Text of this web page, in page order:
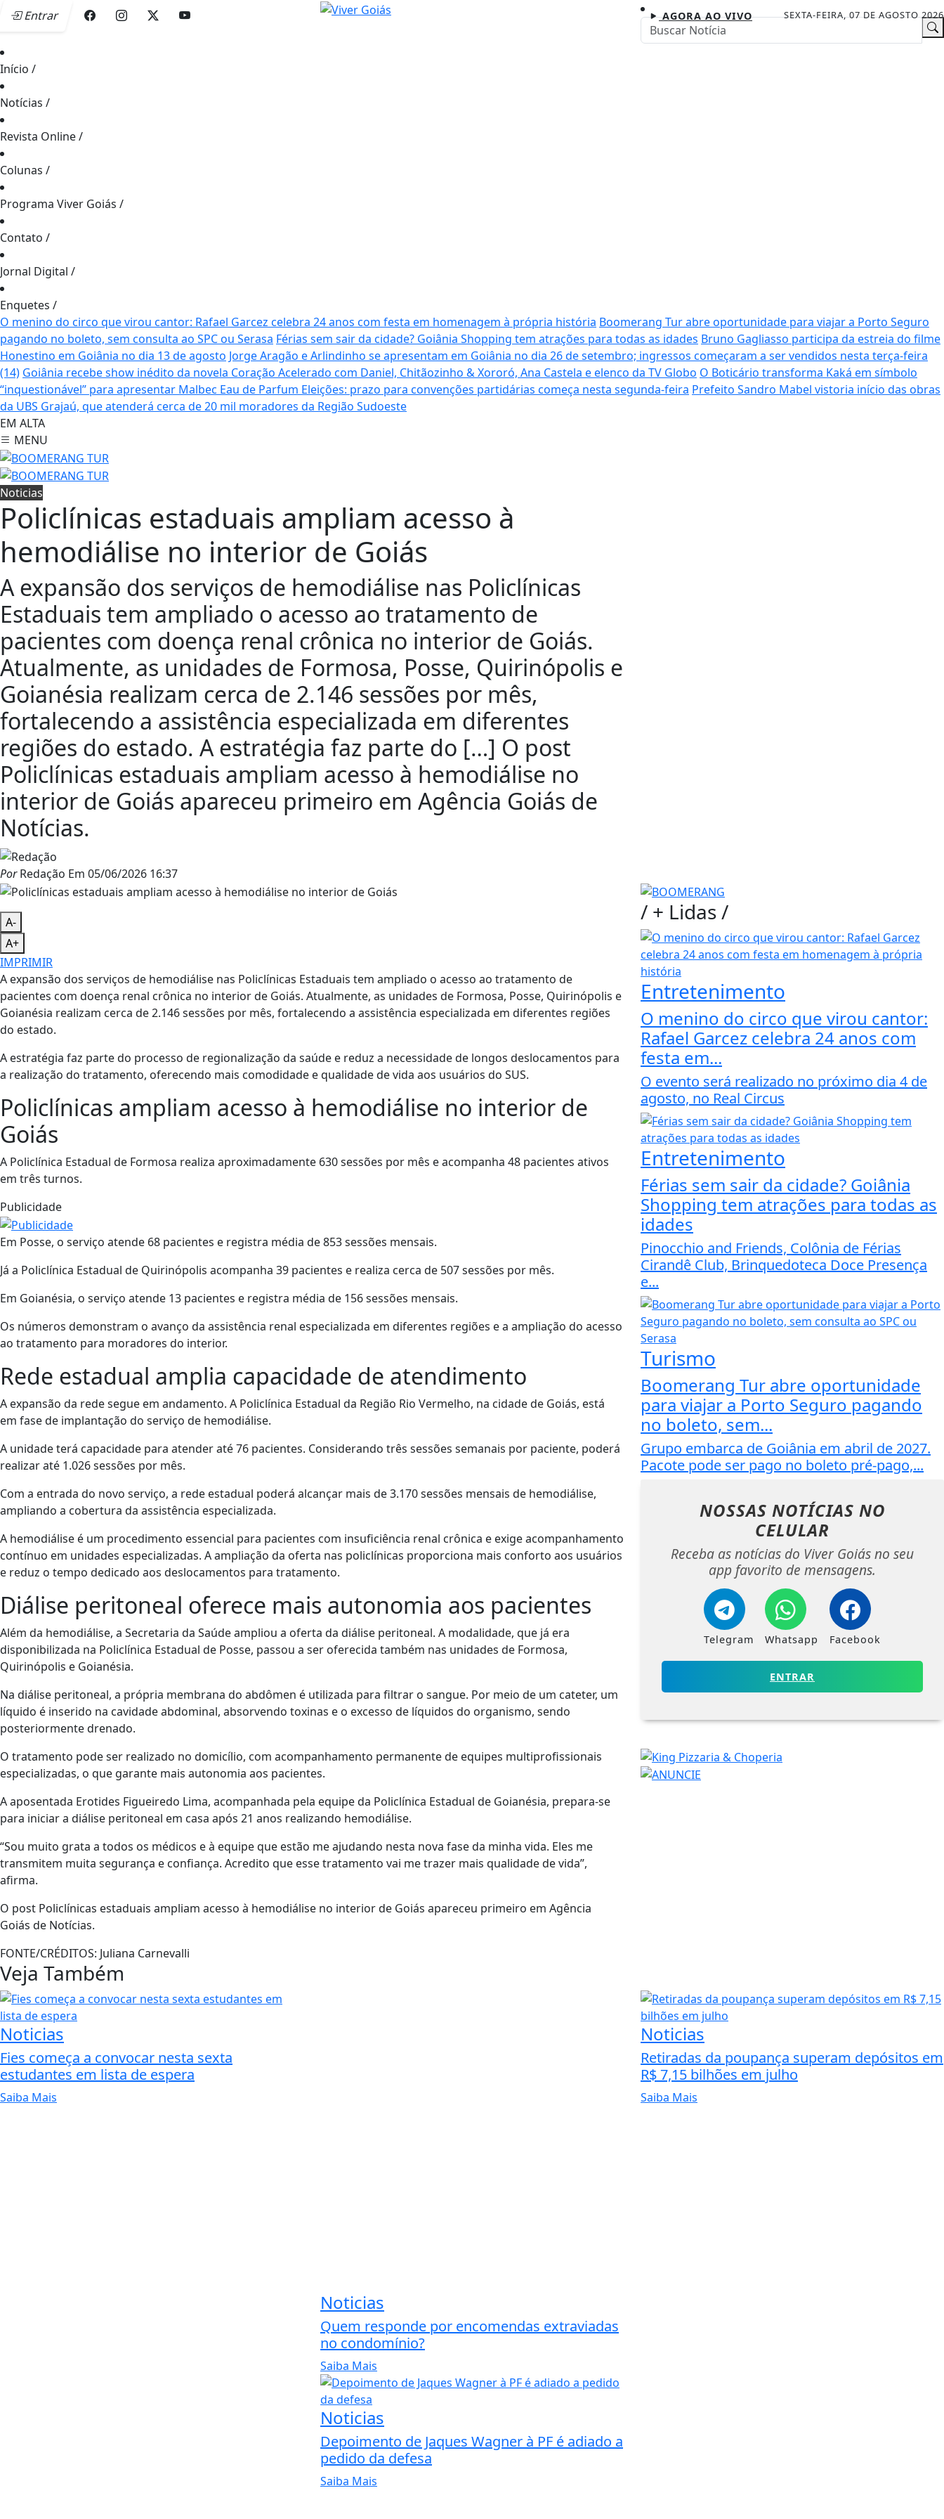
Entrar SEXTA-FEIRA, 07 DE AGOSTO 2026
AGORA AO VIVO
Início /
Notícias /
Revista Online/
Colunas /
Programa Viver Goiás /
Contato /
Jornal Digital /
Enquetes /
O menino do circo que virou cantor: Rafael Garcez celebra 24 anos com festa em homenagem à própria história Boomerang Tur abre oportunidade para viajar a Porto Seguro
pagando no boleto, sem consulta ao SPC ou Serasa Férias sem sair da cidade? Goiânia Shopping tem atrações para todas as idades Bruno Gagliasso participa da estreia do filme
Honestino em Goiânia no dia 13 de agosto Jorge Aragão e Arlindinho se apresentam em Goiânia no dia 26 de setembro; ingressos começaram a ser vendidos nesta terça-feira
(14) Goiânia recebe show inédito da novela Coração Acelerado com Daniel, Chitãozinho & Xororó, Ana Castela e elenco da TV Globo O Boticário transforma Kaká em símbolo
“inquestionável” para apresentar Malbec Eau de Parfum Eleições: prazo para convenções partidárias começa nesta segunda-feira Prefeito Sandro Mabel vistoria início das obras
da UBS Grajaú, que atenderá cerca de 20 mil moradores da Região Sudoeste
EM ALTA
MENU
Noticias
Policlínicas estaduais ampliam acesso à
hemodiálise no interior de Goiás
A expansão dos serviços de hemodiálise nas Policlínicas
Estaduais tem ampliado o acesso ao tratamento de
pacientes com doença renal crônica no interior de Goiás.
Atualmente, as unidades de Formosa, Posse, Quirinópolis e
Goianésia realizam cerca de 2.146 sessões por mês,
fortalecendo a assistência especializada em diferentes
regiões do estado. A estratégia faz parte do […] O post
Policlínicas estaduais ampliam acesso à hemodiálise no
interior de Goiás apareceu primeiro em Agência Goiás de
Notícias.
PorRedação Em 05/06/2026 16:37
A-
A+
IMPRIMIR
A expansão dos serviços de hemodiálise nas Policlínicas Estaduais tem ampliado o acesso ao tratamento de
pacientes com doença renal crônica no interior de Goiás. Atualmente, as unidades de Formosa, Posse, Quirinópolis e
Goianésia realizam cerca de 2.146 sessões por mês, fortalecendo a assistência especializada em diferentes regiões
do estado.
A estratégia faz parte do processo de regionalização da saúde e reduz a necessidade de longos deslocamentos para
a realização do tratamento, oferecendo mais comodidade e qualidade de vida aos usuários do SUS.
Policlínicas ampliam acesso à hemodiálise no interior de
Goiás
A Policlínica Estadual de Formosa realiza aproximadamente 630 sessões por mês e acompanha 48 pacientes ativos
em três turnos.
Publicidade
Em Posse, o serviço atende 68 pacientes e registra média de 853 sessões mensais.
Já a Policlínica Estadual de Quirinópolis acompanha 39 pacientes e realiza cerca de 507 sessões por mês.
Em Goianésia, o serviço atende 13 pacientes e registra média de 156 sessões mensais.
Os números demonstram o avanço da assistência renal especializada em diferentes regiões e a ampliação do acesso
ao tratamento para moradores do interior.
Rede estadual amplia capacidade de atendimento
A expansão da rede segue em andamento. A Policlínica Estadual da Região Rio Vermelho, na cidade de Goiás, está
em fase de implantação do serviço de hemodiálise.
A unidade terá capacidade para atender até 76 pacientes. Considerando três sessões semanais por paciente, poderá
realizar até 1.026 sessões por mês.
Com a entrada do novo serviço, a rede estadual poderá alcançar mais de 3.170 sessões mensais de hemodiálise,
ampliando a cobertura da assistência especializada.
A hemodiálise é um procedimento essencial para pacientes com insuficiência renal crônica e exige acompanhamento
contínuo em unidades especializadas. A ampliação da oferta nas policlínicas proporciona mais conforto aos usuários
e reduz o tempo dedicado aos deslocamentos para tratamento.
Diálise peritoneal oferece mais autonomia aos pacientes
Além da hemodiálise, a Secretaria da Saúde ampliou a oferta da diálise peritoneal. A modalidade, que já era
disponibilizada na Policlínica Estadual de Posse, passou a ser oferecida também nas unidades de Formosa,
Quirinópolis e Goianésia.
Na diálise peritoneal, a própria membrana do abdômen é utilizada para filtrar o sangue. Por meio de um cateter, um
líquido é inserido na cavidade abdominal, absorvendo toxinas e o excesso de líquidos do organismo, sendo
posteriormente drenado.
O tratamento pode ser realizado no domicílio, com acompanhamento permanente de equipes multiprofissionais
especializadas, o que garante mais autonomia aos pacientes.
A aposentada Erotides Figueiredo Lima, acompanhada pela equipe da Policlínica Estadual de Goianésia, prepara-se
para iniciar a diálise peritoneal em casa após 21 anos realizando hemodiálise.
“Sou muito grata a todos os médicos e à equipe que estão me ajudando nesta nova fase da minha vida. Eles me
transmitem muita segurança e confiança. Acredito que esse tratamento vai me trazer mais qualidade de vida”,
afirma.
O post Policlínicas estaduais ampliam acesso à hemodiálise no interior de Goiás apareceu primeiro em Agência
Goiás de Notícias.
FONTE/CRÉDITOS: Juliana Carnevalli
/ + Lidas/
Entretenimento
O menino do circo que virou cantor:
Rafael Garcez celebra 24 anos com
festa em...
O evento será realizado no próximo dia 4 de
agosto, no Real Circus
Entretenimento
Férias sem sair da cidade? Goiânia
Shopping tem atrações para todas as
idades
Pinocchio and Friends, Colônia de Férias
Cirandê Club, Brinquedoteca Doce Presença
e...
Turismo
Boomerang Tur abre oportunidade
para viajar a Porto Seguro pagando
no boleto, sem...
Grupo embarca de Goiânia em abril de 2027.
Pacote pode ser pago no boleto pré-pago,...
NOSSAS NOTÍCIAS NO
CELULAR
Receba as notícias do Viver Goiás no seu
app favorito de mensagens.
Telegram Whatsapp Facebook
ENTRAR
Veja Também
Noticias
Fies começa a convocar nesta sexta
estudantes em lista de espera
Saiba Mais
Noticias
Quem responde por encomendas extraviadas
no condomínio?
Saiba Mais
Noticias
Retiradas da poupança superam depósitos em
R$ 7,15 bilhões em julho
Saiba Mais
Noticias
Depoimento de Jaques Wagner à PF é adiado a
pedido da defesa
Saiba Mais